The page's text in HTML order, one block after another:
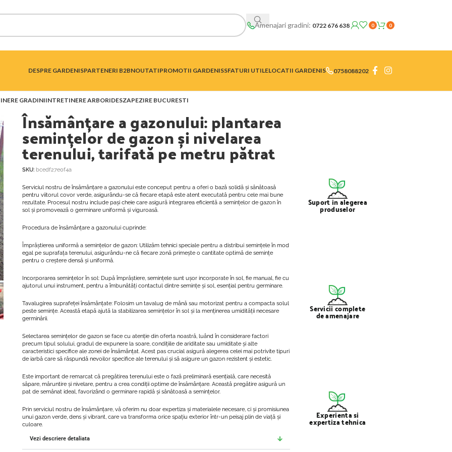
Amenajari gradini: 0722 676 638 0 0
DESPRE GARDENISPARTENERI B2BNOUTATIPROMOTII GARDENISSFATURI UTILELOCATII GARDENIS 0758088202
GRADINIINTRETINERE ARBORIDESZAPEZIRE BUCURESTI
Însămânțare a gazonului: plantarea
semințelor de gazon și nivelarea
terenului, tarifată pe metru pătrat
SKU:bcedf27e0f4a
Serviciul nostru de însămânțare a gazonului este conceput pentru a oferi o bază solidă și sănătoasă
pentru viitorul covor verde, asigurându-se că fiecare etapă este atent executată pentru cele mai bune
rezultate. Procesul nostru include pași cheie care asigură integrarea eficientă a semințelor de gazon în
sol și promovează o germinare uniformă și viguroasă.
Procedura de însămânțare a gazonului cuprinde:
Împrăștierea uniformă a semințelor de gazon: Utilizăm tehnici speciale pentru a distribui semințele în mod
egal pe suprafața terenului, asigurându-ne că fiecare zonă primește o cantitate optimă de semințe
pentru o creștere densă și uniformă.
Incorporarea semințelor în sol: După împrăștiere, semințele sunt ușor incorporate în sol, fie manual, fie cu
ajutorul unui instrument, pentru a îmbunătăți contactul dintre semințe și sol, esențial pentru germinare.
Tavalugirea suprafeței însămânțate: Folosim un tavalug de mână sau motorizat pentru a compacta solul
peste semințe. Această etapă ajută la stabilizarea semințelor în sol și la menținerea umidității necesare
germinării.
Selectarea semințelor de gazon se face cu atenție din oferta noastră, luând în considerare factori
precum tipul solului, gradul de expunere la soare, condițiile de ariditate sau umiditate și alte
caracteristici specifice ale zonei de însămânțat. Acest pas crucial asigură alegerea celei mai potrivite tipuri
de iarbă care să răspundă nevoilor specifice ale terenului și să asigure un gazon rezistent și estetic.
Este important de remarcat că pregătirea terenului este o fază preliminară esențială, care necesită
săpare, măruntire și nivelare, pentru a crea condiții optime de însămânțare. Această pregătire asigură un
pat de semănat ideal, favorizând o germinare rapidă și sănătoasă a semințelor.
Prin serviciul nostru de însămânțare, vă oferim nu doar expertiza și materialele necesare, ci și promisiunea
unui gazon verde, dens și vibrant, care va transforma orice spațiu exterior într-un peisaj plin de viață și
culoare.
Vezi descriere detaliata
Suport in alegerea
produselor
Servicii complete
de amenajare
Experienta si
expertiza tehnica